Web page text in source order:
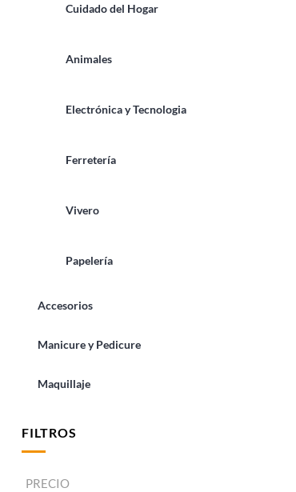
Cuidado del Hogar
Animales
Electrónica y Tecnologia
Ferretería
Vivero
Papelería
Accesorios
Manicure y Pedicure
Maquillaje
FILTROS
PRECIO